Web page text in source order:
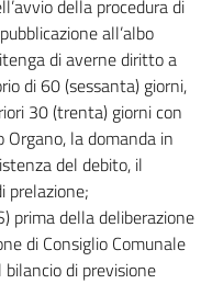
della procedura di
all’albo
di averne diritto a
di 60 (sessanta) giorni,
30 (trenta) giorni con
la domanda in
del debito, il
prelazione;
prima della deliberazione
di Consiglio Comunale
di previsione